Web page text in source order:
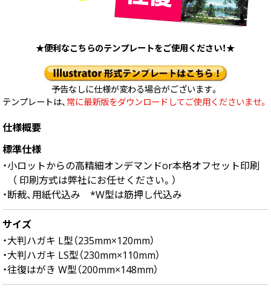
★便利なこちらのテンプレートをご使用ください！★
予告なしに仕様が変わる場合がございます。
テンプレートは、 常に最新版をダウンロードしてご使用くださいませ。
仕様概要
標準仕様
・小ロットからの高精細オンデマンドor本格オフセット印刷
（ 印刷方式は弊社にお任せください。）
・断裁、用紙代込み *W型は筋押し代込み
サイズ
・大判ハガキ L型（235mm×120mm）
・大判ハガキ LS型（230mm×110mm）
・往復はがき W型（200mm×148mm）
中綴じ冊子
無線綴じ冊子